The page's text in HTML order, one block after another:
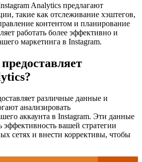
Analytics предлагают
такие как отслеживание хэштегов,
контентом и планирование
работать более эффективно и
маркетинга в Instagram.
различные данные и
анализировать
аккаунта в Instagram. Эти данные
вашей стратегии
сетях и внести коррективы, чтобы